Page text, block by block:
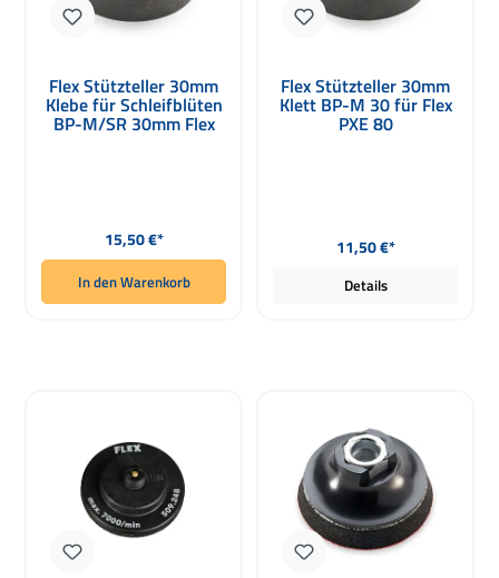
Flex Stützteller 30mm
Klebe für Schleifblüten
BP-M/SR 30mm Flex
Regulärer Preis:
15,50 €*
In den Warenkorb
Flex Stützteller 30mm
Klett BP-M 30 für Flex
PXE 80
Regulärer Preis:
11,50 €*
Details